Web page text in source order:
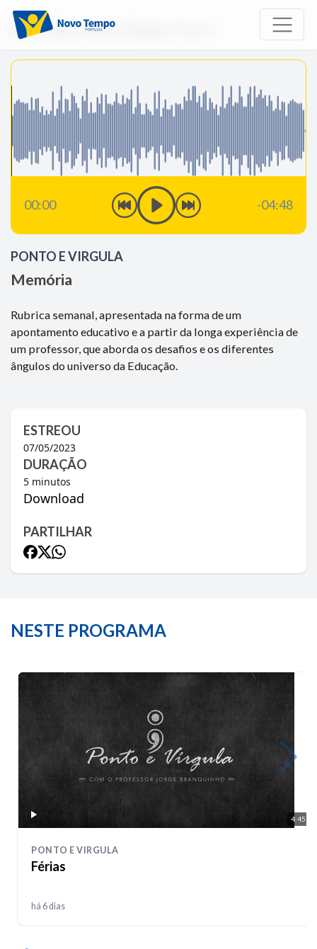
Início Rádio Ponto e Virgula
00:00 -04:48
PONTO E VIRGULA
Memória
Rubrica semanal, apresentada na forma de um
apontamento educativo e a partir da longa experiência de
um professor, que aborda os desafios e os diferentes
ângulos do universo da Educação.
ESTREOU
07/05/2023
DURAÇÃO
5 minutos
Download
PARTILHAR
NESTE PROGRAMA
4:45
PONTO E VIRGULA
Férias
há 6 dias